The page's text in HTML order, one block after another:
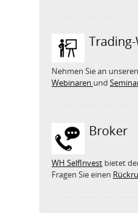
Nehmen Sie an
Webinaren und
Broker
WH SelfInvest bietet
Fragen Sie einen